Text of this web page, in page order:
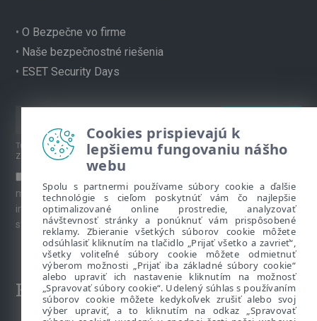
•O Bezpečne vo firme
• Naše bezpečnostné riešenia
• ESET Security Days
Túto stránku chráni reCAPTCHA, platiaPravidlá ochrany súkromiaa
Zmluvné podmienkyspoločnosti Google.
marketingových materiálov prostredníctvom emailu. Viac
informácií o spracúvaní osobných údajov je k dispozícii na
stránke venovanej
Ochrane súkromia.
Kontakt
Cookies prispievajú k
lepšiemu fungovaniu nášho
webu
Spolu s partnermi používame súbory cookie a ďalšie
technológie s cieľom poskytnúť vám čo najlepšie
optimalizované online prostredie, analyzovať
návštevnosť stránky a ponúknuť vám prispôsobené
reklamy. Zbieranie všetkých súborov cookie môžete
odsúhlasiť kliknutím na tlačidlo „Prijať všetko a zavrieť“,
všetky voliteľné súbory cookie môžete odmietnuť
výberom možnosti „Prijať iba základné súbory cookie“
alebo upraviť ich nastavenie kliknutím na možnosť
„Spravovať súbory cookie“. Udelený súhlas s používaním
súborov cookie môžete kedykoľvek zrušiť alebo svoj
výber upraviť, a to kliknutím na odkaz „Spravovať